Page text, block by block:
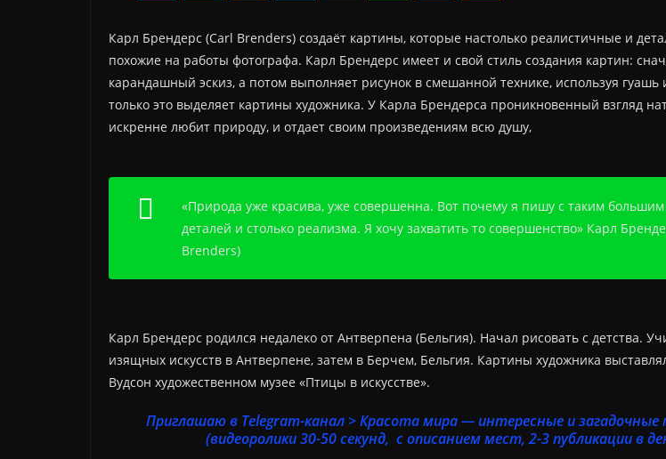
Карл Брендерс (Carl Brenders) создаёт картины, которые настолько реалистичные и
похожие на работы фотографа. Карл Брендерс имеет и свой стиль создания картин:
карандашный эскиз, а потом выполняет рисунок в смешанной технике, используя гуашь
только это выделяет картины художника. У Карла Брендерса проникновенный взгляд
искренне любит природу, и отдает своим произведениям всю душу,
«Природа уже красива, уже совершенна. Вот почему я пишу с таким большим
деталей и столько реализма. Я хочу захватить то совершенство» Карл
Brenders)
Карл Брендерс родился недалеко от Антверпена (Бельгия). Начал рисовать с детства.
изящных искусств в Антверпене, затем в Берчем, Бельгия. Картины художника
Вудсон художественном музее «Птицы в искусстве».
Приглашаю в Telegram-канал > Красота мира — интересные и
(видеоролики 30-50 секунд, с описанием мест, 2-3 публикации в